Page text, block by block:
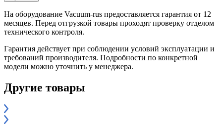
На оборудование Vacuum-rus предоставляется гарантия от 12
месяцев. Перед отгрузкой товары проходят проверку отделом
технического контроля.
Гарантия действует при соблюдении условий эксплуатации и
требований производителя. Подробности по конкретной
модели можно уточнить у менеджера.
Другие товары